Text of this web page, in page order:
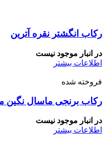
رکاب انگشتر نقره آترین
در انبار موجود نیست
اطلاعات بیشتر
فروخته شده
رکاب برنجی ماسال نگین
در انبار موجود نیست
اطلاعات بیشتر